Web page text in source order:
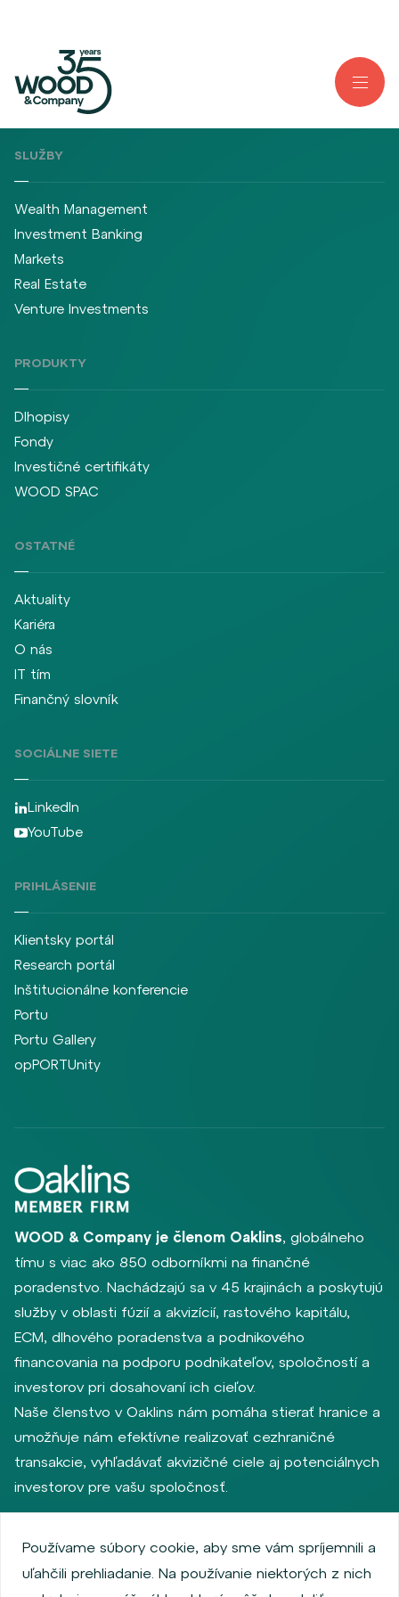
SLUŽBY
Wealth Management
Investment Banking
Markets
Real Estate
Venture Investments
PRODUKTY
Dlhopisy
Fondy
Investičné certifikáty
WOOD SPAC
OSTATNÉ
Aktuality
Kariéra
O nás
IT tím
Finančný slovník
SOCIÁLNE SIETE
LinkedIn
YouTube
PRIHLÁSENIE
Klientsky portál
Research portál
Inštitucionálne konferencie
Portu
Portu Gallery
opPORTUnity
WOOD & Company je členom Oaklins, globálneho
tímu s viac ako 850 odborníkmi na finančné
poradenstvo. Nachádzajú sa v 45 krajinách a poskytujú
služby v oblasti fúzií a akvizícií, rastového kapitálu,
ECM, dlhového poradenstva a podnikového
financovania na podporu podnikateľov, spoločností a
investorov pri dosahovaní ich cieľov.
Naše členstvo v Oaklins nám pomáha stierať hranice a
umožňuje nám efektívne realizovať cezhraničné
transakcie, vyhľadávať akvizičné ciele aj potenciálnych
investorov pre vašu spoločnosť.
Zásady ochrany osobných údajov
Používanie súborov cookie
Informácie o emitentoch
Používame súbory cookie, aby sme vám spríjemnili a
uľahčili prehliadanie. Na používanie niektorých z nich